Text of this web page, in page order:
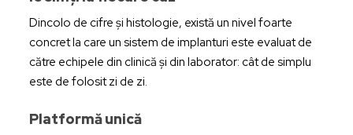
Dincolo de cifre și histologie, există un nivel foarte
concret la care un sistem de implanturi este evaluat de
către echipele din clinică și din laborator: cât de simplu
este de folosit zi de zi.
Platformă unică